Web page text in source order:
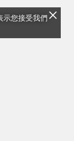
示您接受我們